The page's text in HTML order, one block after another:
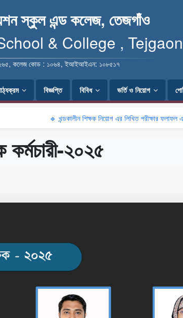
স্কুল এন্ড কলেজ, তেজগাঁও
& College , Tejgaon
কলেজ কোড : ১০৬৪, ইআইআইএন: ১০৮৫১৭
বিজ্ঞপ্তি বিবিধ ভর্তি ও নিয়োগ
🔹 খন্ডকালীন শিক্ষক নিয়োগ এর লিখিত পরীক্ষার ফলাফল এবং
কর্মচারী-২০২৫